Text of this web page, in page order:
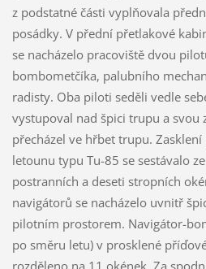
z podstatné části vyplňovala
posádky. V přední přetlakové
se nacházelo pracoviště dvou
bombometčíka, palubního
radisty. Oba piloti seděli vedle
vystupoval nad špici trupu a svou
přecházel ve hřbet trupu.
letounu typu Tu-85 se sestávalo
postranních a deseti stropních
navigátorů se nacházelo uvnitř
pilotním prostorem. Navigátor-
po směru letu) v prosklené
rozděleno na 11 okének. Za